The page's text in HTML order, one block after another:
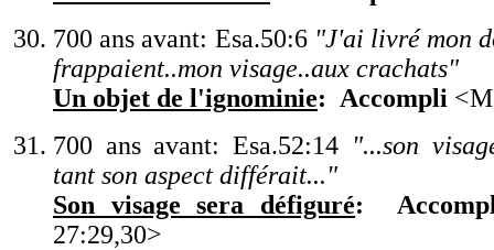
700 ans avant: Esa.50:6 "J'ai livré mon
frappaient..mon visage..aux crachats"
Un objet de l'ignominie: Accompli <
700 ans avant: Esa.52:14 "...son
tant son aspect différait..."
Son visage sera défiguré:
27:29,30>